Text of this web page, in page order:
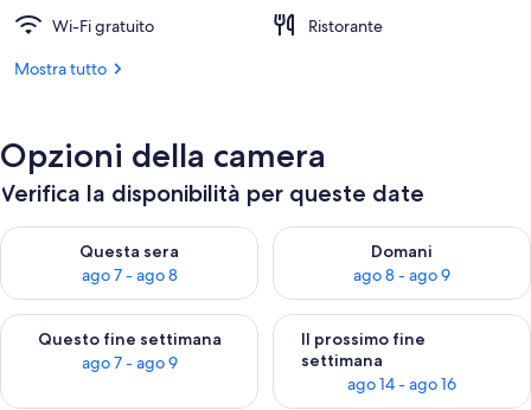
Appartamento, 1 camera da letto,
Wi-Fi gratuito
Ristorante
Mostra tutto
Opzioni della camera
Verifica la disponibilità per queste date
Questa sera
ago 7 - ago 8
Verifica la disponibilità per questa sera, ago 7 - ago 8
Domani
ago 8 - ago 9
Verifica la disponibilità per
Questo fine settimana
ago 7 - ago 9
Verifica la disponibilità per questo fine settimana, ago 7 - ago
Il prossimo fine
settimana
ago 14 - ago 16
Verifica la disponibilità per il